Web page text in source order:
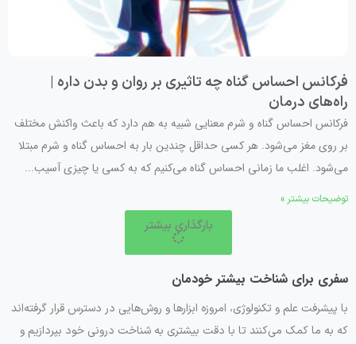
فرکانس احساس گناه چه تاثیری بر روان و بدن داره |
راه‌های درمان
فرکانس احساس گناه و شرم معنایی شبیه به هم دارد که باعث واکنش مختلف
بر روی مغز می‌شود. هر کسی حداقل چندین بار به احساس گناه و شرم مبتلا
می‌شود. اغلب ما زمانی احساس گناه می‌کنیم که به کسی یا چیزی آسیب...
توضیحات بیشتر »
بارگذاری بیشتر
سفری برای شناخت بیشتر خودمان
با پیشرفت علم و تکنولوژی، امروزه ابزارها و روش‌هایی در دسترس قرار گرفته‌اند
که به ما کمک می‌کنند تا با دقت بیشتری به شناخت درونی خود بپردازیم و